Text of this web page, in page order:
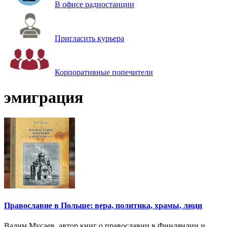
В офисе радиостанции
Пригласить курьера
Корпоративные попечители
эмиграция
Православие в Польше: вера, политика, храмы, люди